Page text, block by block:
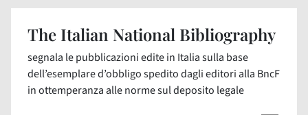
The Italian National Bibliography
segnala le pubblicazioni edite in Italia sulla base
dell’esemplare d’obbligo spedito dagli editori alla BncF
in ottemperanza alle norme sul deposito legale